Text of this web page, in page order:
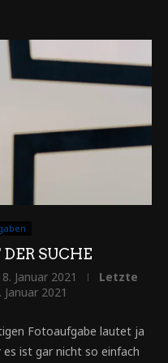
SUCHE
Januar 2021
Letzte
Januar 2021
Fotoaufgabe lautet ja
es ist gar nicht so einfach